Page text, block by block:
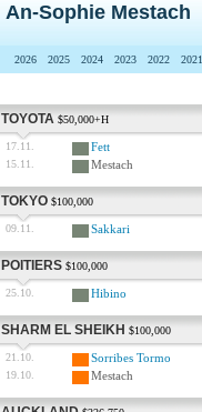
An-Sophie Mestach
2026 2025 2024 2023 2022 2021
TOYOTA $50,000+H
17.11. Fett
15.11. Mestach
TOKYO $100,000
09.11. Sakkari
POITIERS $100,000
25.10. Hibino
SHARM EL SHEIKH $100,000
21.10. Sorribes Tormo
19.10. Mestach